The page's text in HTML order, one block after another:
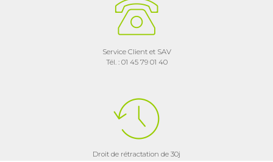
Service Client et SAV
Tél. : 01 45 79 01 40
Droit de rétractation de 30j